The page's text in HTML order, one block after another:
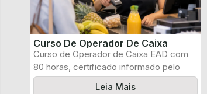
Curso De Operador De Caixa
Curso de Operador de Caixa EAD com
80 horas, certificado informado pelo
produtor ...
Leia Mais